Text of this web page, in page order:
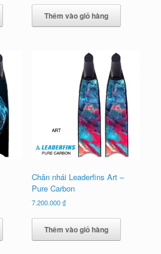
Thêm vào giỏ hàng
Chân nhái Leaderfins Art –
Pure Carbon
7.200.000₫
Thêm vào giỏ hàng